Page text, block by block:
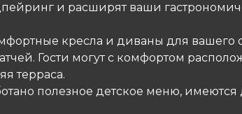
и расширят ваши
кресла и диваны для
Гости могут с комфортом
терраса.
полезное детское меню,